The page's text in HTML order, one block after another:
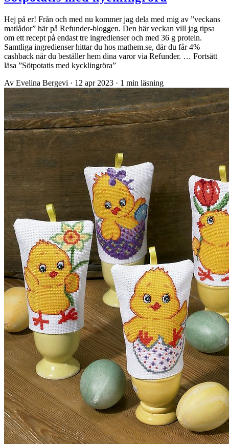
Hej på er! Från och med nu kommer jag dela med mig av ”veckans
matlådor” här på Refunder-bloggen. Den här veckan vill jag tipsa
om ett recept på endast tre ingredienser och med 36 g protein.
Samtliga ingredienser hittar du hos mathem.se, där du får 4%
cashback när du beställer hem dina varor via Refunder. … Fortsätt
läsa ”Sötpotatis med kycklingröra”
Av Evelina Bergevi · 12 apr 2023 · 1 min läsning